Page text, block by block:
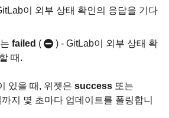
이 외부 상태 확인의 응답을 기다
failed (
) - GitLab이 외부 상태 확
때.
있을 때, 위젯은 success 또는
지 몇 초마다 업데이트를 폴링합니